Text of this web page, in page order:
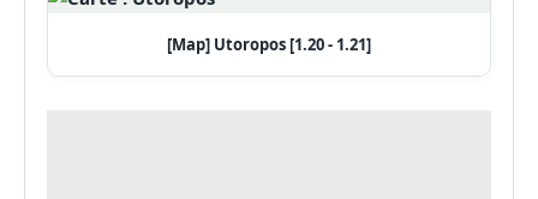
[Map] Utoropos [1.20 - 1.21]